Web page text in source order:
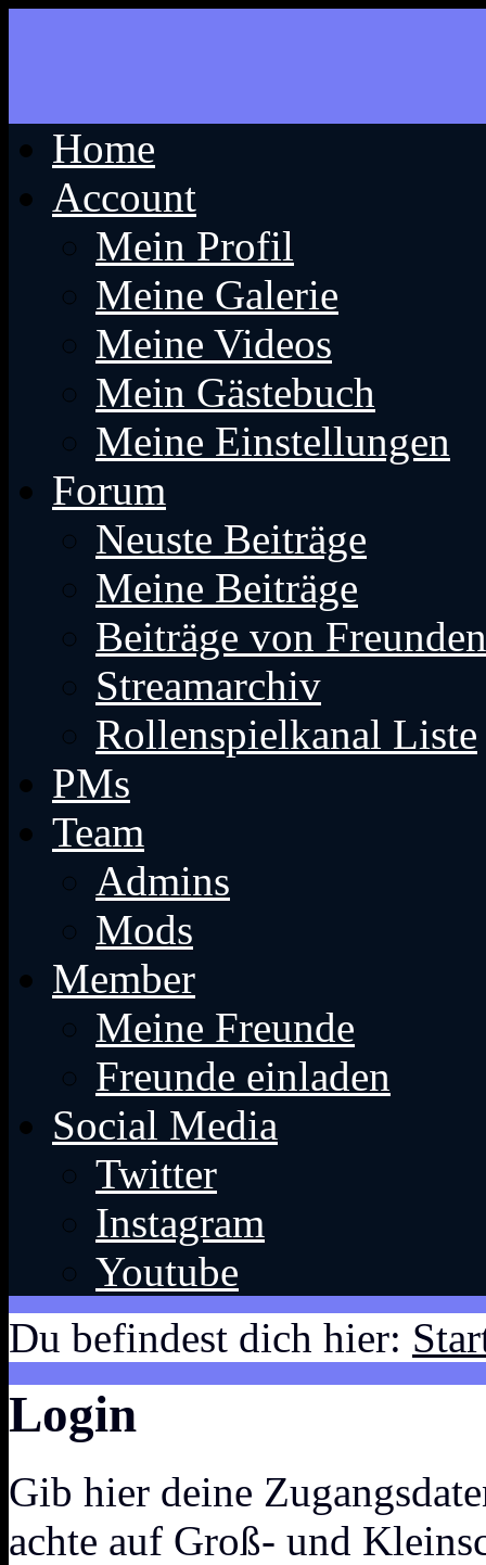
Home
Account
Mein Profil
Meine Galerie
Meine Videos
Mein Gästebuch
Meine Einstellungen
Forum
Neuste Beiträge
Meine Beiträge
Beiträge von Freunden
Streamarchiv
Rollenspielkanal Liste
PMs
Team
Admins
Mods
Member
Meine Freunde
Freunde einladen
Social Media
Twitter
Instagram
Youtube
Du befindest dich hier:
Login
Gib hier deine
achte auf Groß- und